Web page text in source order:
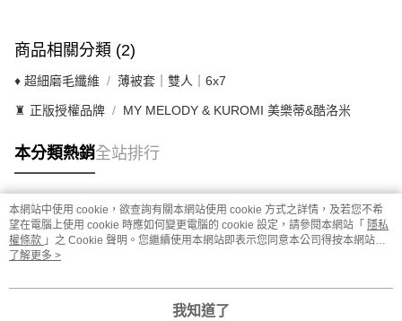
商品相關分類 (2)
♦ 超細磨毛纖維 薄被套｜雙人｜6x7
♜ 正版授權品牌 MY MELODY & KUROMI 美樂蒂&酷洛米
本分類熱銷全站排行
熱門標籤
本網站中使用 cookie，欲查詢有關本網站使用 cookie 方式之詳情，及若您不希
望在電腦上使用 cookie 時應如何變更電腦的 cookie 設定，請參閱本網站「 隱私
權條款 」之 Cookie 聲明。您繼續使用本網站即表示您同意本公司得按本網站使
用條款之 Cookie 聲明使用 cookie。
了解更多 >
我知道了